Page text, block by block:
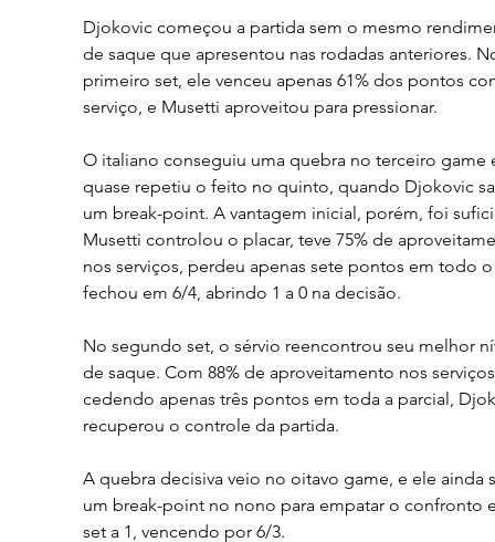
Djokovic começou a partida sem o mesmo
de saque que apresentou nas rodadas anteriores.
primeiro set, ele venceu apenas 61% dos pontos
serviço, e Musetti aproveitou para pressionar.
O italiano conseguiu uma quebra no terceiro game
quase repetiu o feito no quinto, quando Djokovic
um break-point. A vantagem inicial, porém, foi
Musetti controlou o placar, teve 75% de
nos serviços, perdeu apenas sete pontos em todo
fechou em 6/4, abrindo 1 a 0 na decisão.
No segundo set, o sérvio reencontrou seu melhor
de saque. Com 88% de aproveitamento nos
cedendo apenas três pontos em toda a parcial,
recuperou o controle da partida.
A quebra decisiva veio no oitavo game, e ele ainda
um break-point no nono para empatar o confronto
set a 1, vencendo por 6/3.